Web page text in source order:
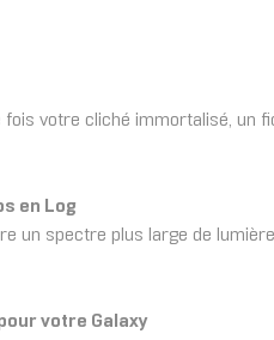
fois votre cliché immortalisé,
en Log
un spectre plus large de
votre Galaxy